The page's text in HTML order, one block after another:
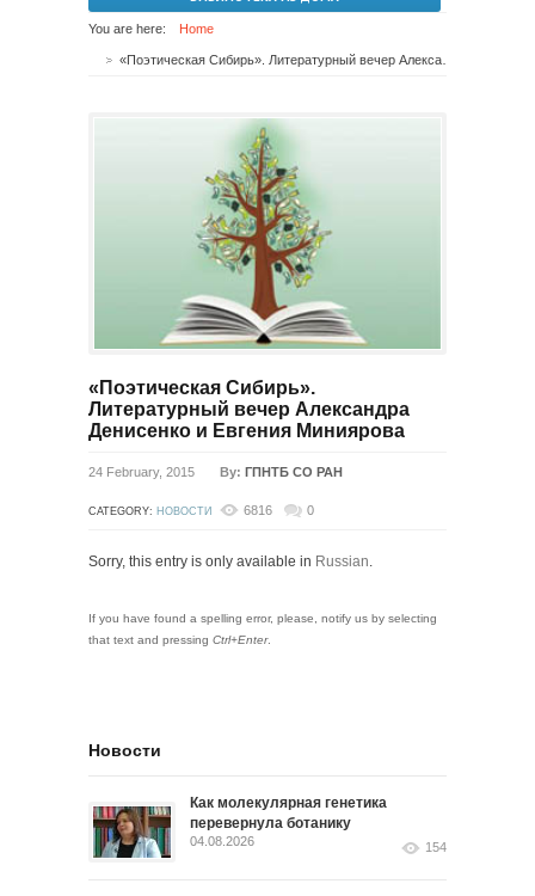
You are here: Home
«Поэтическая Сибирь».
Литературный вечер Александра
Денисенко и Евгения Миниярова
24 February, 2015 By: ГПНТБ СО РАН
CATEGORY: НОВОСТИ 6816 0
Sorry, this entry is only available in Russian
If you have found a spelling error, please, notify us by selecting
that text and pressing Ctrl+Enter.
Новости
Как молекулярная генетика
перевернула ботанику
04.08.2026 154